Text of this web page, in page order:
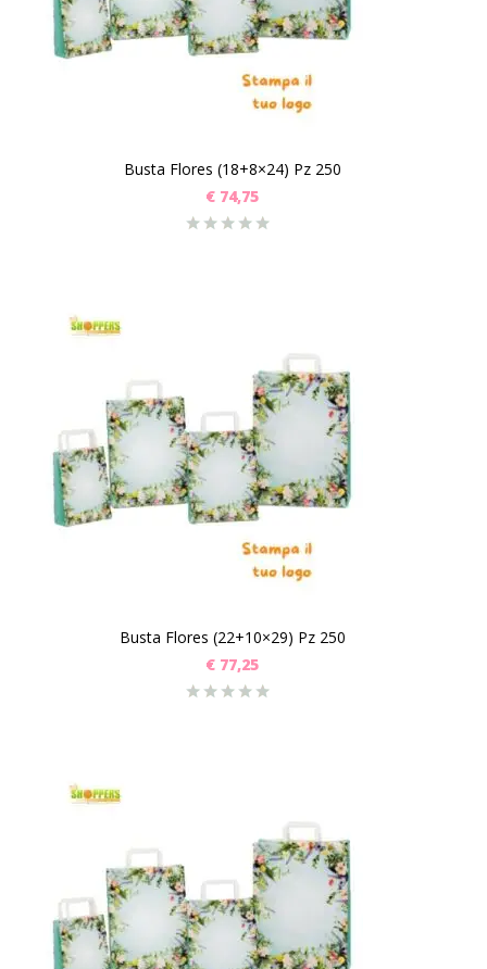
Busta Flores (18+8×24) Pz 250
€ 74,75
Busta Flores (22+10×29) Pz 250
€ 77,25